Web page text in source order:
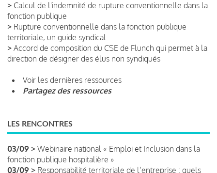
> Calcul de l'indemnité de rupture conventionnelle dans la
fonction publique
> Rupture conventionnelle dans la fonction publique
territoriale, un guide syndical
> Accord de composition du CSE de Flunch qui permet à la
direction de désigner des élus non syndiqués
Voir les dernières ressources
Partagez des ressources
LES RENCONTRES
03/09 > Webinaire national « Emploi et Inclusion dans la
fonction publique hospitalière »
03/09 > Responsabilité territoriale de l’entreprise : quels